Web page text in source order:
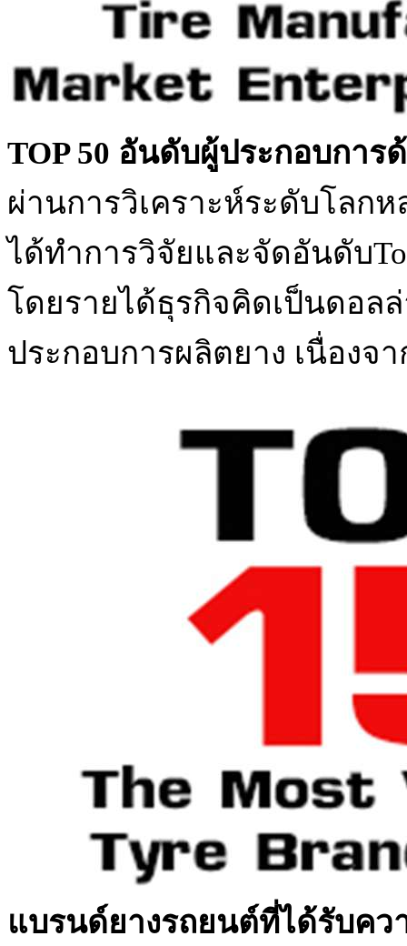
TOP 50 อันดับผู้ประกอบการ
ผ่านการวิเคราะห์ระดับโลก
ได้ทำการวิจัยและจัดอันดับ
โดยรายได้ธุรกิจคิดเป็นดอล
ประกอบการผลิตยาง เนื่องจ
แบรนด์ยางรถยนต์ที่ได้รับคว